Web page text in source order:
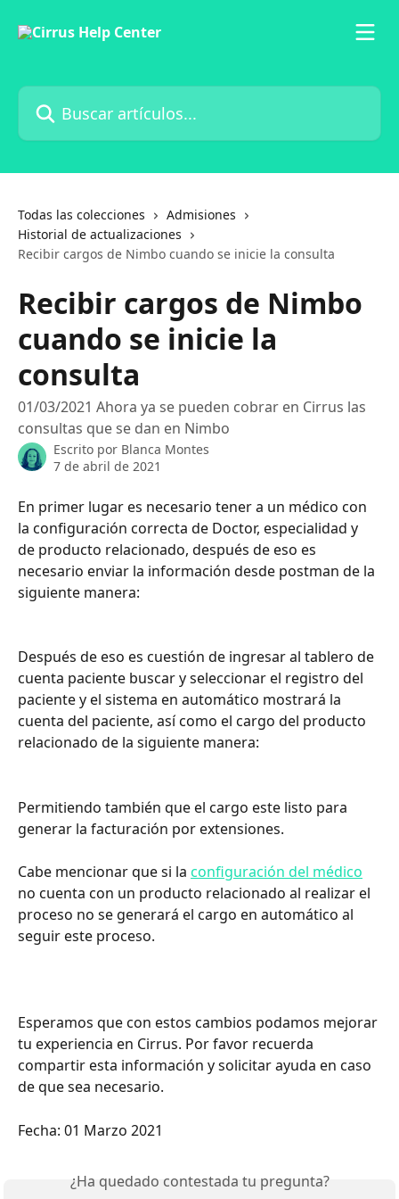
Buscar artículos...
Todas las colecciones
Admisiones
Historial de actualizaciones
Recibir cargos de Nimbo cuando se inicie la consulta
Recibir cargos de Nimbo
cuando se inicie la
consulta
01/03/2021 Ahora ya se pueden cobrar en Cirrus las
consultas que se dan en Nimbo
Escrito por Blanca Montes
7 de abril de 2021
En primer lugar es necesario tener a un médico con
la configuración correcta de Doctor, especialidad y
de producto relacionado, después de eso es
necesario enviar la información desde postman de la
siguiente manera:
Después de eso es cuestión de ingresar al tablero de
cuenta paciente buscar y seleccionar el registro del
paciente y el sistema en automático mostrará la
cuenta del paciente, así como el cargo del producto
relacionado de la siguiente manera:
Permitiendo también que el cargo este listo para
generar la facturación por extensiones.
Cabe mencionar que si la configuración del médico
no cuenta con un producto relacionado al realizar el
proceso no se generará el cargo en automático al
seguir este proceso.
Esperamos que con estos cambios podamos mejorar
tu experiencia en Cirrus. Por favor recuerda
compartir esta información y solicitar ayuda en caso
de que sea necesario.
Fecha: 01 Marzo 2021
¿Ha quedado contestada tu pregunta?